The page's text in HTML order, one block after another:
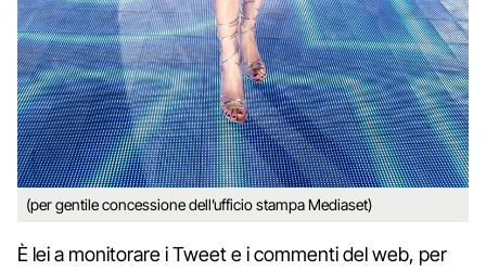
(per gentile concessione dell’ufficio stampa Mediaset)
È lei a monitorare i Tweet e i commenti del web, per